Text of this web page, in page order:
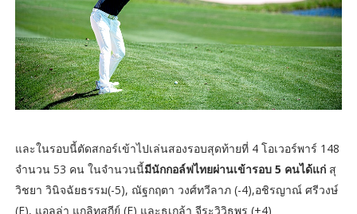
และในรอบนี้ตัดสกอร์เข้าไปเล่นสองรอบสุดท้ายที่ 4 โอเวอร์พาร์ 148
จำนวน 53 คน ในจำนวนนี้มีนักกอล์ฟไทยผ่านเข้ารอบ 5 คนได้แก่สุ
วิชยา วินิจฉัยธรรม(-5), ณัฐกฤตา วงศ์ทวีลาภ (-4),อชิรญาณ์ ศรีวงษ์
(E), แอลล่า แกลิทสกีย์ (E) และธเกล้า จีระวิวิธพร (+4)